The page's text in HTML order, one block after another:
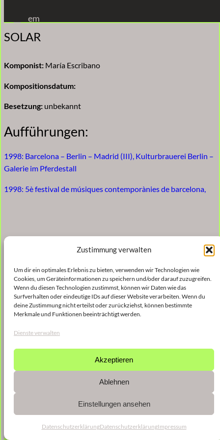
Zustimmung verwalten
Um dir ein optimales Erlebnis zu bieten, verwenden wir Technologien wie
Cookies, um Geräteinformationen zu speichern und/oder darauf zuzugreifen.
Wenn du diesen Technologien zustimmst, können wir Daten wie das
Surfverhalten oder eindeutige IDs auf dieser Website verarbeiten. Wenn du
deine Zustimmung nicht erteilst oder zurückziehst, können bestimmte
Merkmale und Funktionen beeinträchtigt werden.
Dienste verwalten
Akzeptieren
Ablehnen
Einstellungen ansehen
DatenschutzerklärungDatenschutzerklärungImpressum
Inhalt
springen
em
SOLAR
Komponist: María Escribano
Kompositionsdatum:
Besetzung: unbekannt
Aufführungen:
1998: Barcelona – Berlin – Madrid (III), Kulturbrauerei Berlin –
Galerie im Pferdestall
1998: 5è festival de músiques contemporànies de barcelona,